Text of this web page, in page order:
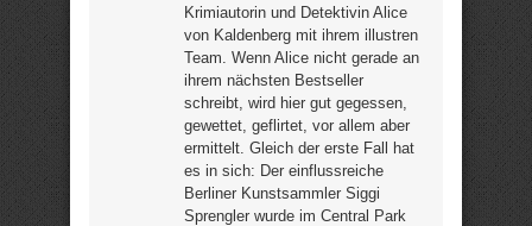
Krimiautorin und Detektivin Alice
von Kaldenberg mit ihrem illustren
Team. Wenn Alice nicht gerade an
ihrem nächsten Bestseller
schreibt, wird hier gut gegessen,
gewettet, geflirtet, vor allem aber
ermittelt. Gleich der erste Fall hat
es in sich: Der einflussreiche
Berliner Kunstsammler Siggi
Sprengler wurde im Central Park